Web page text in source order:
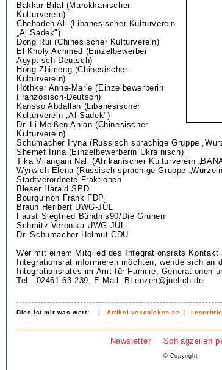
Bakkar Bilal (Marokkanischer
Kulturverein)
Chehadeh Ali (Libanesischer Kulturverein
„Al Sadek")
Dong Rui (Chinesischer Kulturverein)
El Kholy Achmed (Einzelbewerber
Ägyptisch-Deutsch)
Hong Zhimeng (Chinesischer
Kulturverein)
Höthker Anne-Marie (Einzelbewerberin
Französisch-Deutsch)
Kansso Abdallah (Libanesischer
Kulturverein „Al Sadek")
Dr. Li-Meißen Anlan (Chinesischer
Kulturverein)
Schumacher Iryna (Russisch sprachige Gruppe
Shemet Irina (Einzelbewerberin Ukrainisch)
Tika Vilangani Nali (Afrikanischer Kulturverein
Wyrwich Elena (Russisch sprachige Gruppe
Stadtverordnete Fraktionen
Bleser Harald SPD
Bourguinon Frank FDP
Braun Heribert UWG-JÜL
Faust Siegfried Bündnis90/Die Grünen
Schmitz Veronika UWG-JÜL
Dr. Schumacher Helmut CDU
Wer mit einem Mitglied des Integrationsrats Kontakt
Integrationsrat informieren möchten, wende sich an
Integrationsrates im Amt für Familie, Generationen
Tel.: 02461 63-239, E-Mail: BLenzen@juelich.de
Dies ist mir was wert: |Artikel veschicken >> |
Newsletter Schlagzeilen
© Copyright